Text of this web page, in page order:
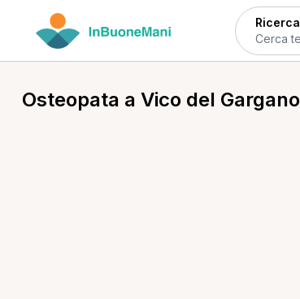
Ricerca
Osteopata a Vico del Gargano